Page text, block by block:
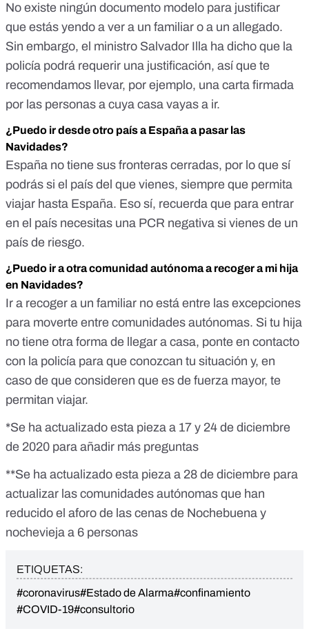
No existe ningún documento modelo para justificar
que estás yendo a ver a un familiar o a un allegado.
Sin embargo, el ministro Salvador Illa ha dicho que la
policía podrá requerir una justificación, así que te
recomendamos llevar, por ejemplo, una carta firmada
por las personas a cuya casa vayas a ir.
¿Puedo ir desde otro país a España a pasar las
Navidades?
España no tiene sus fronteras cerradas, por lo que sí
podrás si el país del que vienes, siempre que permita
viajar hasta España. Eso sí, recuerda que para entrar
en el país necesitas una PCR negativa si vienes de un
país de riesgo.
¿Puedo ir a otra comunidad autónoma a recoger a mi hija
en Navidades?
Ir a recoger a un familiar no está entre las excepciones
para moverte entre comunidades autónomas. Si tu hija
no tiene otra forma de llegar a casa, ponte en contacto
con la policía para que conozcan tu situación y, en
caso de que consideren que es de fuerza mayor, te
permitan viajar.
*Se ha actualizado esta pieza a 17 y 24 de diciembre
de 2020 para añadir más preguntas
**Se ha actualizado esta pieza a 28 de diciembre para
actualizar las comunidades autónomas que han
reducido el aforo de las cenas de Nochebuena y
nochevieja a 6 personas
ETIQUETAS:
#coronavirus#Estado de Alarma#confinamiento
#COVID-19#consultorio